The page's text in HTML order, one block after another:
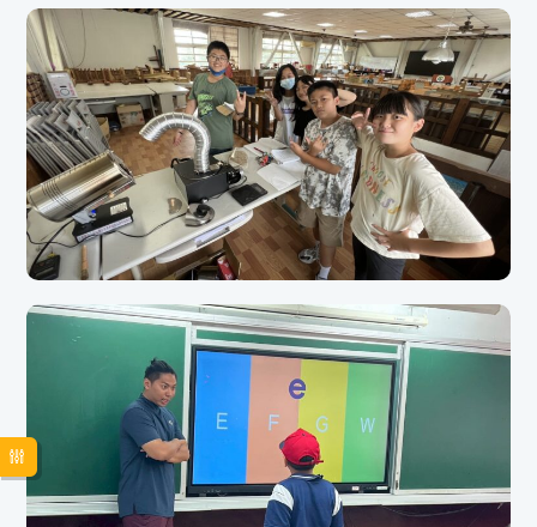
110年在地化課程｜民俗信仰與節慶教學｜文化踏查與課
程延伸（三民國小）
本課程以在地民俗信仰與節慶文化為主軸，透過課程規劃與實地踏查，引導學生從生
活經驗出發，理解地方信仰與歷史文化之間的連結。課程結合親師生共同參與，提升
學習動機與文化認同。
112年泰雅風味咖啡教學活動-啡嚐食機｜介壽國小
介壽國小結合拉拉山咖啡品牌，推出全方位咖啡教育課程，從生豆製作到泰雅風味創
新，還發展咖啡渣環保應用，讓孩子走在食農教育的前線！」